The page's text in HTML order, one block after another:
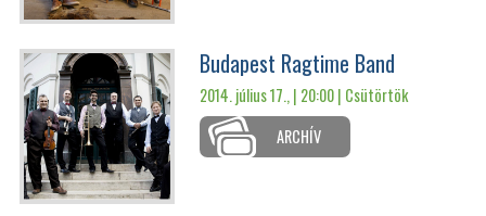
Budapest Ragtime Band
2014. július 17., | 20:00 | Csütörtök
ARCHÍV